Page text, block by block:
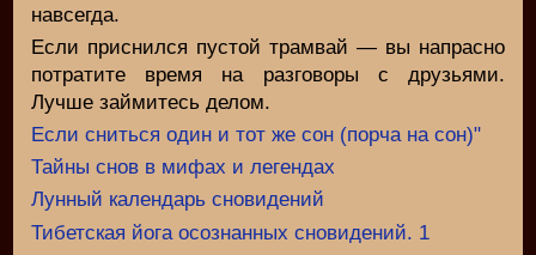
навсегда.
Если приснился пустой трамвай — вы напрасно
потратите время на разговоры с друзьями.
Лучше займитесь делом.
Если сниться один и тот же сон (порча на сон)"
Тайны снов в мифах и легендах
Лунный календарь сновидений
Тибетская йога осознанных сновидений. 1